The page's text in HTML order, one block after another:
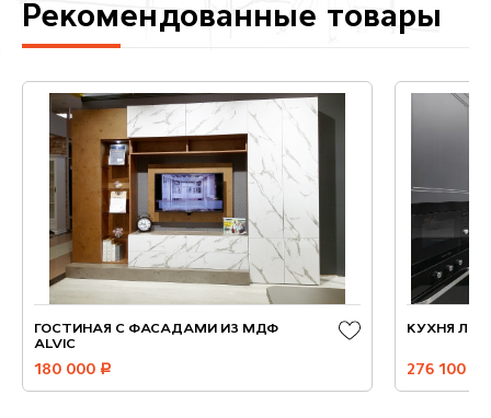
Рекомендованные товары
ГОСТИНАЯ С ФАСАДАМИ ИЗ МДФ
ALVIC
180 000 руб.
КУХНЯ
276 100